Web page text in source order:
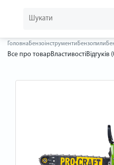
Головна Бензоінструменти Бензопили
Все про товарВластивостіВідгуків